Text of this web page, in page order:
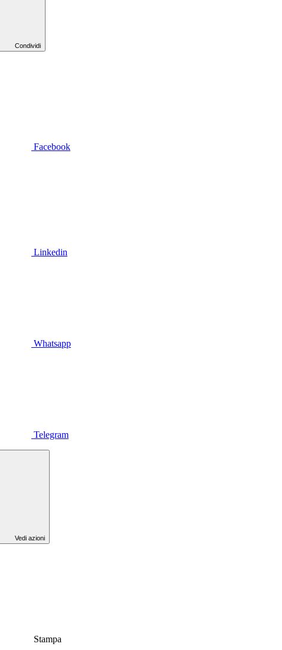
Condividi
Facebook
Linkedin
Whatsapp
Telegram
Vedi azioni
Stampa